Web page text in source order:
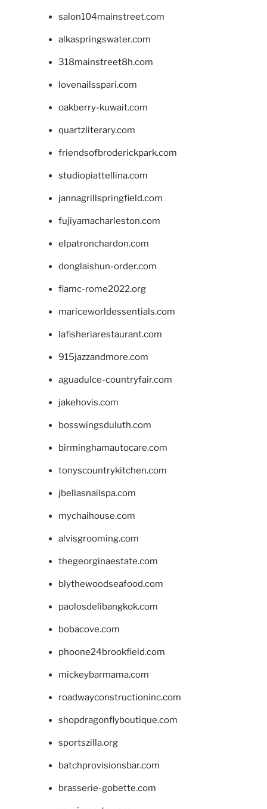
salon104mainstreet.com
alkaspringswater.com
318mainstreet8h.com
lovenailsspari.com
oakberry-kuwait.com
quartzliterary.com
friendsofbroderickpark.com
studiopiattellina.com
jannagrillspringfield.com
fujiyamacharleston.com
elpatronchardon.com
donglaishun-order.com
fiamc-rome2022.org
mariceworldessentials.com
lafisheriarestaurant.com
915jazzandmore.com
aguadulce-countryfair.com
jakehovis.com
bosswingsduluth.com
birminghamautocare.com
tonyscountrykitchen.com
jbellasnailspa.com
mychaihouse.com
alvisgrooming.com
thegeorginaestate.com
blythewoodseafood.com
paolosdelibangkok.com
bobacove.com
phoone24brookfield.com
mickeybarmama.com
roadwayconstructioninc.com
shopdragonflyboutique.com
sportszilla.org
batchprovisionsbar.com
brasserie-gobette.com